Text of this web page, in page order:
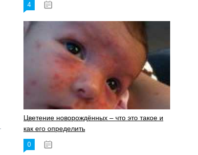
4
Цветение новорождённых – что это такое и
как его определить
0